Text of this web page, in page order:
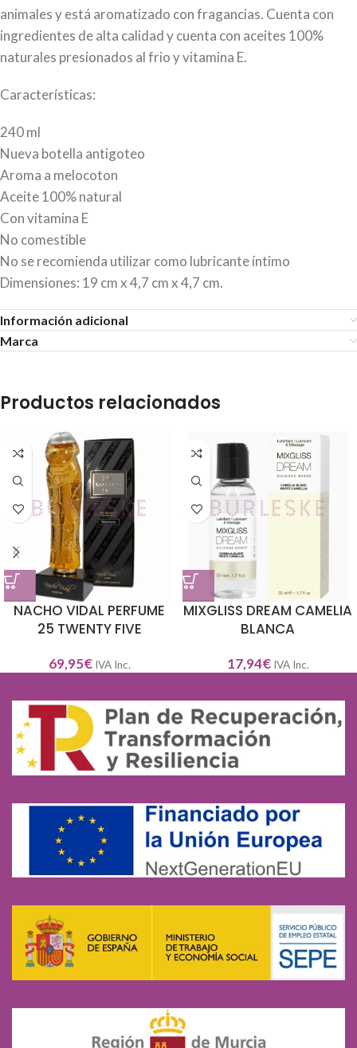
animales y está aromatizado con fragancias. Cuenta con
ingredientes de alta calidad y cuenta con aceites 100%
naturales presionados al frio y vitamina E.
Características:
240 ml
Nueva botella antigoteo
Aroma a melocoton
Aceite 100% natural
Con vitamina E
No comestible
No se recomienda utilizar como lubricante íntimo
Dimensiones: 19 cm x 4,7 cm x 4,7 cm.
Información adicional
Marca
Productos relacionados
NACHO VIDAL PERFUME
25 TWENTY FIVE
69,95€ IVA Inc.
MIXGLISS DREAM CAMELIA
BLANCA
17,94€ IVA Inc.